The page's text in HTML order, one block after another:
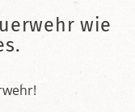
wie